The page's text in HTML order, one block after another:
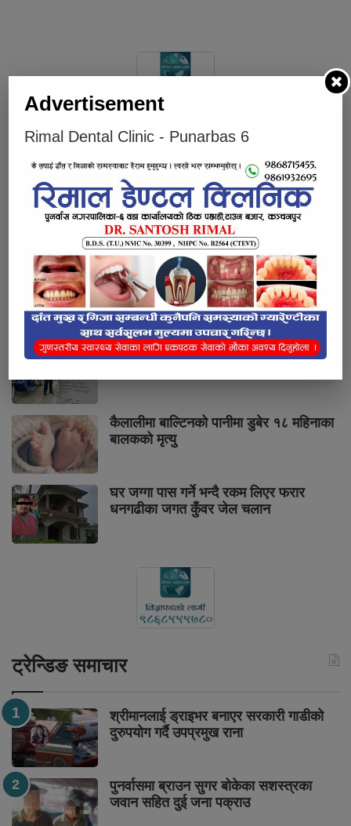
भर्खरै लोकप्रिय प्रतिक्रियाहरु
पुनर्वासबाट लागुऔषधसहित चार जना पक्राउ
सुनको मूल्य तोलामा चार हजार आठ सयले वृद्धि
पुनर्वासमा तोकिएको भन्दा बढी भाडा लिने
कैलालीमा बाल्टिनको पानीमा डुबेर १८ महिनाका
बालकको मृत्यु
घर जग्गा पास गर्ने भन्दै रकम लिएर फरार
धनगढीका जगत कुँवर जेल चलान
ट्रेन्डिङ समाचार
श्रीमानलाई ड्राइभर बनाएर सरकारी गाडीको
दुरुपयोग गर्दै उपप्रमुख राना
पुनर्वासमा ब्राउन सुगर बोकेका सशस्त्रका
जवान सहित दुई जना पक्राउ
Advertisement
Rimal Dental Clinic - Punarbas 6